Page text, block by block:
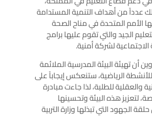
عدداً من أهداف التنمية المستدامة
الأمم المتحدة في مناح الصحة
الجيد والتي تقوم عليها برامج
لشركة أمنية.
أن تهيئة البيئة المدرسية الملائمة
الرياضية، ستنعكس إيجاباً على
والعقلية للطلبة، لذا جاءت مبادرة
لتعزيز هذه البيئة وتحسينها
الجهود التي تبذلها وزارة التربية